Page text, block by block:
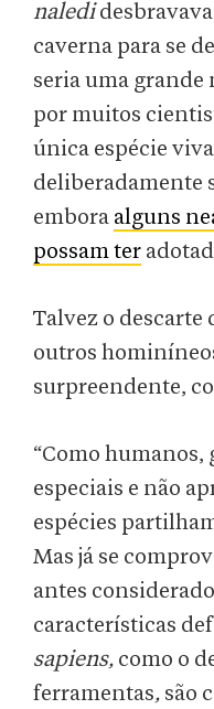
naledidesbravava
caverna para se
seria uma grande
por muitos
única espécie
deliberadamente
embora alguns
possam ter
Talvez o
outros
surpreendente,
“Como humanos,
especiais e não
espécies
Mas já se
antes
características
sapiens, como o
ferramentas, são